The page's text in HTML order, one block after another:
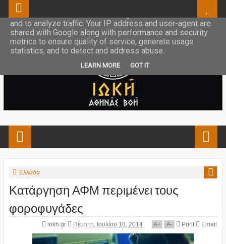
Ελλάδα
Κατάργηση ΑΦΜ περιμένει τους
φοροφυγάδες
iokh.gr Πέμπτη, Ιουλίου 10, 2014 A+ A- Print Email
This site uses cookies from Google to deliver its services
and to analyze traffic. Your IP address and user-agent are
shared with Google along with performance and security
metrics to ensure quality of service, generate usage
statistics, and to detect and address abuse.
LEARN MORE GOT IT